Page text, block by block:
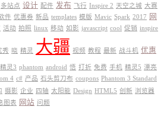
多站点 设计 配件 发布 飞行 Inspire 2 天空之城 大赛
件 优惠券 新品 templates 模版 Mavic Spark 2017
网
活动 拍照 linux 移动 如影 javascript cool 促销 inspire
秀 晓 精灵 大疆 视频 教程 最新 战斗机 优惠
精灵3 phantom android 悟 打折 免费 手机 精灵5 漂亮
4 c# 产品 石头剪刀布 coupons Phantom 3 Standard
摄影 企业 四轴 太阳能 Design HTML5 创新 浏览器
图表 网站 问题